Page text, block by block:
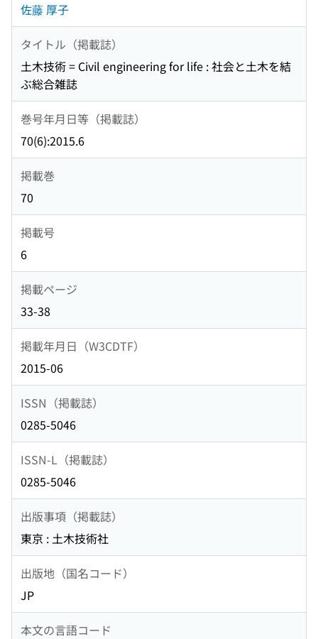
佐藤 厚子
タイトル（掲載誌）
土木技術 = Civil engineering for life : 社会と土木を結
ぶ総合雑誌
巻号年月日等（掲載誌）
70(6):2015.6
掲載巻
70
掲載号
6
掲載ページ
33-38
掲載年月日（W3CDTF）
2015-06
ISSN（掲載誌）
0285-5046
ISSN-L（掲載誌）
0285-5046
出版事項（掲載誌）
東京 : 土木技術社
出版地（国名コード）
JP
本文の言語コード